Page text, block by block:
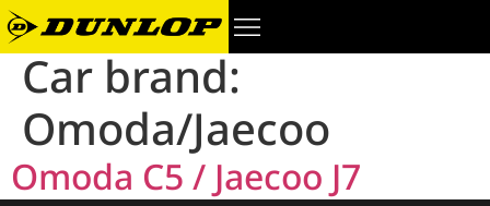
Car brand:
Omoda/Jaecoo
Omoda C5 / Jaecoo J7